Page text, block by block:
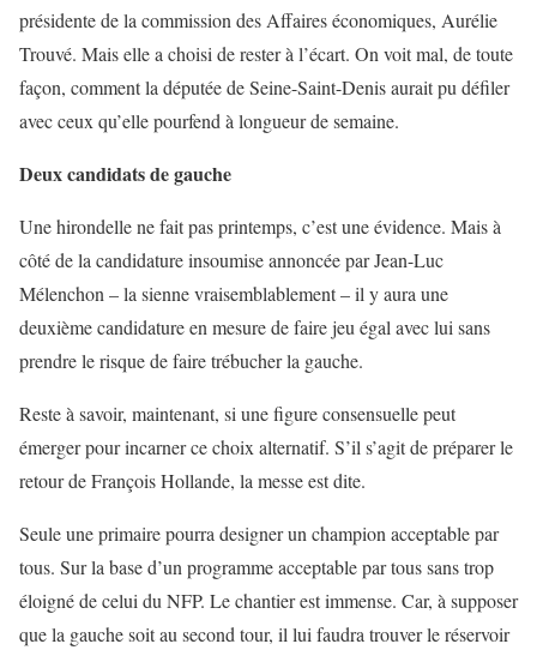
présidente de la commission des Affaires économiques, Aurélie
Trouvé. Mais elle a choisi de rester à l’écart. On voit mal, de toute
façon, comment la députée de Seine-Saint-Denis aurait pu défiler
avec ceux qu’elle pourfend à longueur de semaine.
Deux candidats de gauche
Une hirondelle ne fait pas printemps, c’est une évidence. Mais à
côté de la candidature insoumise annoncée par Jean-Luc
Mélenchon – la sienne vraisemblablement – il y aura une
deuxième candidature en mesure de faire jeu égal avec lui sans
prendre le risque de faire trébucher la gauche.
Reste à savoir, maintenant, si une figure consensuelle peut
émerger pour incarner ce choix alternatif. S’il s’agit de préparer le
retour de François Hollande, la messe est dite.
Seule une primaire pourra designer un champion acceptable par
tous. Sur la base d’un programme acceptable par tous sans trop
éloigné de celui du NFP. Le chantier est immense. Car, à supposer
que la gauche soit au second tour, il lui faudra trouver le réservoir